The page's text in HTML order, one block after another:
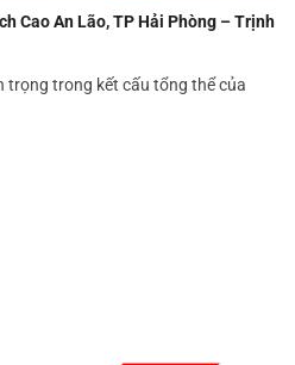
Cao An Lão, TP Hải Phòng – Trịnh
trọng trong kết cấu tổng thể của